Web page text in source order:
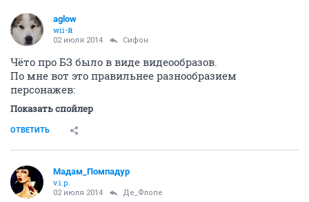
aglow
wii-й
02 июля 2014 Сифон
Чёто про БЗ было в виде видеообразов.
По мне вот это правильнее разнообразием
персонажев:
Показать спойлер
ОТВЕТИТЬ
Мадам_Помпадур
v.i.p.
02 июля 2014 Де_Флопе